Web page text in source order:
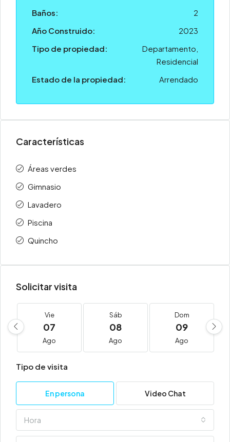
Baños:
2
Año Construido:
2023
Tipo de propiedad:
Departamento,
Residencial
Estado de la propiedad:
Arrendado
Características
Áreas verdes
Gimnasio
Lavadero
Piscina
Quincho
Solicitar visita
Vie
07
Ago
Sáb
08
Ago
Dom
09
Ago
Tipo de visita
En persona Video Chat
Hora